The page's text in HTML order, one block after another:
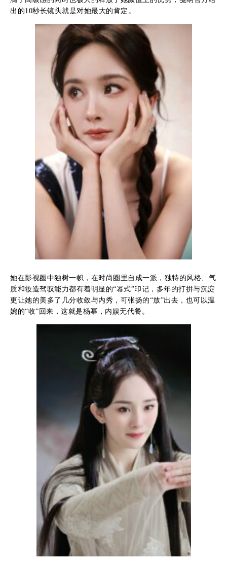
出的10秒长镜头就是对她最大的肯定。
她在影视圈中独树一帜，在时尚圈里自成一派，独特的风格、气
质和妆造驾驭能力都有着明显的“幂式”印记，多年的打拼与沉淀
更让她的美多了几分收敛与内秀，可张扬的“放”出去，也可以温
婉的“收”回来，这就是杨幂，内娱无代餐。